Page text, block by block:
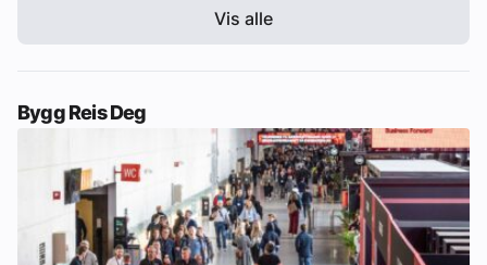
Vis alle
Bygg Reis Deg